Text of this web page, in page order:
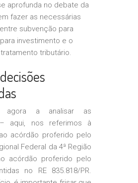
aprofunda no debate da
fazer as necessárias
subvenção para
investimento e o
tributário.
agora a analisar as
aqui, nos referimos à
acórdão proferido pelo
Federal da 4ª Região
acórdão proferido pelo
no RE 835.818/PR.